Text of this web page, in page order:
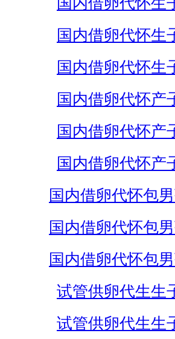
国内借卵代怀生
国内借卵代怀生
国内借卵代怀产
国内借卵代怀产
国内借卵代怀产
国内借卵代怀包
国内借卵代怀包
国内借卵代怀包
试管供卵代生生
试管供卵代生生